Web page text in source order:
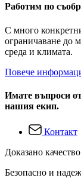
Работим по
С много
ограничаване до
среда и климата.
Повече
Имате въпроси
нашия екип.
Контакт
Доказано качество
Безопасно и